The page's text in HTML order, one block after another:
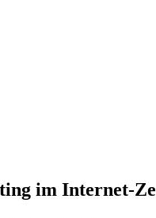
im Internet-